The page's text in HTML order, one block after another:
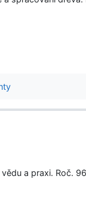
a praxi. Roč.